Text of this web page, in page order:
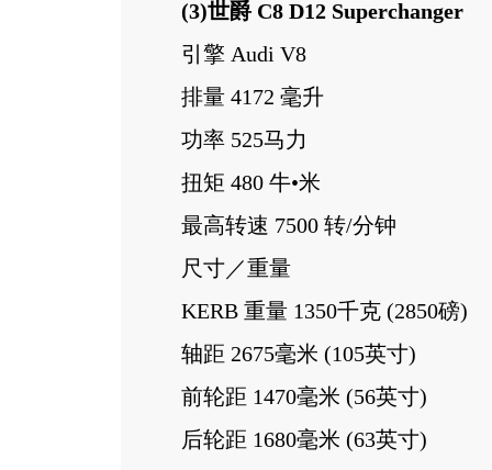
(3)世爵 C8 D12 Superchanger
引擎 Audi V8
排量 4172 毫升
功率 525马力
扭矩 480 牛•米
最高转速 7500 转/分钟
尺寸／重量
KERB 重量 1350千克 (2850磅)
轴距 2675毫米 (105英寸)
前轮距 1470毫米 (56英寸)
后轮距 1680毫米 (63英寸)